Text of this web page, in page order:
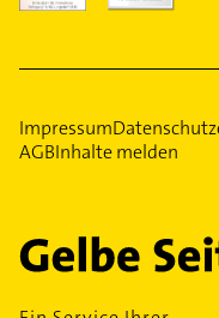
Impressum
AGBInhalte melden